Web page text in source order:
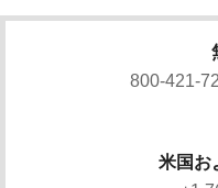
800-421-
米国お